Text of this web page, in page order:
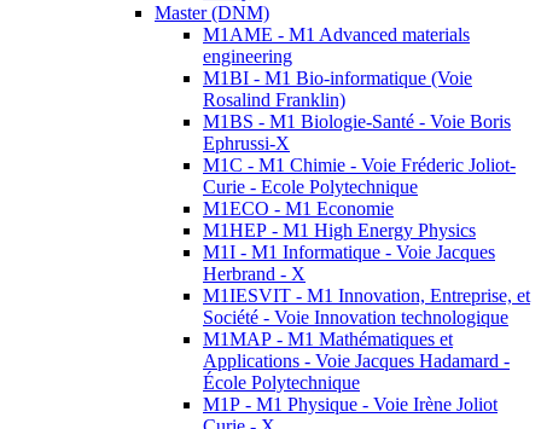
Master (DNM)
M1AME - M1 Advanced materials
engineering
M1BI - M1 Bio-informatique (Voie
Rosalind Franklin)
M1BS - M1 Biologie-Santé - Voie Boris
Ephrussi-X
M1C - M1 Chimie - Voie Fréderic Joliot-
Curie - Ecole Polytechnique
M1ECO - M1 Economie
M1HEP - M1 High Energy Physics
M1I - M1 Informatique - Voie Jacques
Herbrand - X
M1IESVIT - M1 Innovation, Entreprise, et
Société - Voie Innovation technologique
M1MAP - M1 Mathématiques et
Applications - Voie Jacques Hadamard -
École Polytechnique
M1P - M1 Physique - Voie Irène Joliot